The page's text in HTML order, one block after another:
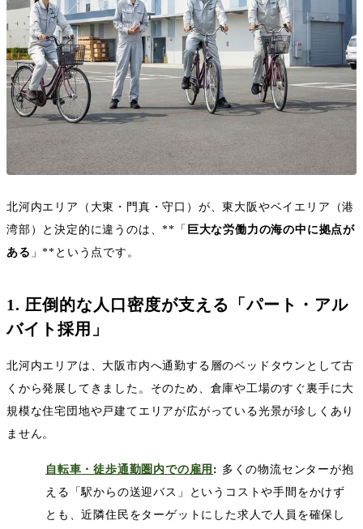
北河内エリア（大東・門真・守口）が、東大阪やベイエリア（港
湾部）と決定的に違うのは、** 「 巨大な労働力の海の中に拠点が
ある 」** という点です。
1. 圧倒的な人口密度が支える「パート・アル
バイト採用」
北河内エリアは、大阪市内へ通勤する層のベッドタウンとして古
くから発展してきました。そのため、倉庫や工場のすぐ裏手に大
規模な住宅団地や戸建てエリアが広がっている光景が珍しくあり
ません。
自転車・徒歩通勤圏内での雇用 : 多くの物流センターが抱
える「駅からの送迎バス」というコストや手間をかけず
とも、近隣住民をターゲットにした求人で人員を確保し